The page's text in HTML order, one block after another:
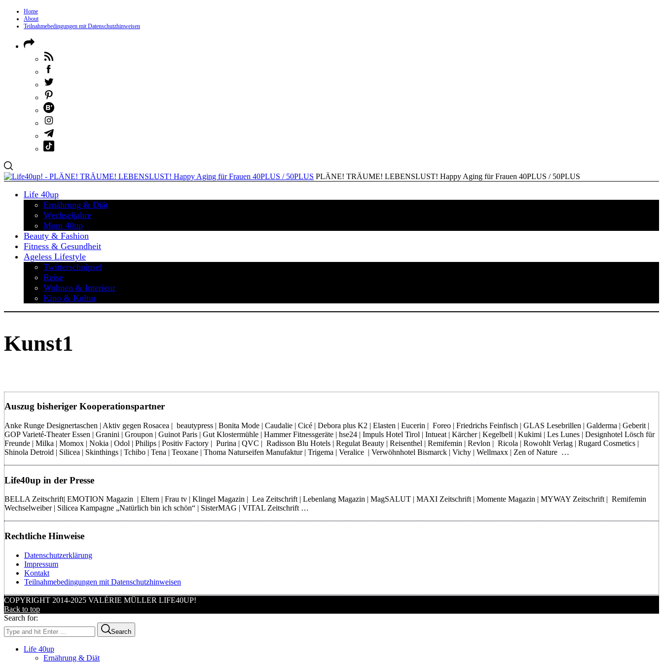
Home
About
Teilnahmebedingungen mit Datenschutzhinweisen
PLÄNE! TRÄUME! LEBENSLUST! Happy Aging für Frauen 40PLUS / 50PLUS
Life 40up
Ernährung & Diät
Wechseljahre
Mom 40up
Beauty & Fashion
Fitness & Gesundheit
Ageless Lifestyle
Twitterschnipsel
Reise
Wohnen & Interieur
Kino & Kultur
Kunst1
Auszug bisheriger Kooperationspartner
Anke Runge Designertaschen | Aktiv gegen Rosacea | beautypress | Bonita Mode | Caudalie | Cicé | Debora plus K2 | Elasten | Eucerin | Foreo | Friedrichs Feinfisch | GLAS Lesebrillen | Galderma | Geberit |
GOP Varieté-Theater Essen | Granini | Groupon | Guinot Paris | Gut Klostermühle | Hammer Fitnessgeräte | hse24 | Impuls Hotel Tirol | Intueat | Kärcher | Kegelbell | Kukimi | Les Lunes | Designhotel Lösch für
Freunde | Milka | Momox | Nokia | Odol | Philips | Positiv Factory | Purina | QVC | Radisson Blu Hotels | Regulat Beauty | Reisenthel | Remifemin | Revlon | Ricola | Rowohlt Verlag | Rugard Cosmetics |
Shinola Detroid | Silicea | Skinthings | Tchibo | Tena | Teoxane | Thoma Naturseifen Manufaktur | Trigema | Veralice | Verwöhnhotel Bismarck | Vichy | Wellmaxx | Zen of Nature …
Life40up in der Presse
BELLA Zeitschrift| EMOTION Magazin | Eltern | Frau tv | Klingel Magazin | Lea Zeitschrift | Lebenlang Magazin | MagSALUT | MAXI Zeitschrift | Momente Magazin | MYWAY Zeitschrift | Remifemin
Wechselweiber | Silicea Kampagne „Natürlich bin ich schön“ | SisterMAG | VITAL Zeitschrift …
Rechtliche Hinweise
Datenschutzerklärung
Impressum
Kontakt
Teilnahmebedingungen mit Datenschutzhinweisen
COPYRIGHT 2014-2025 VALÉRIE MÜLLER LIFE40UP!
Back to top
Search for:
Search
Life 40up
Ernährung & Diät